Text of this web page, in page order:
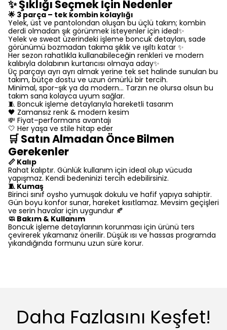
✨ Şıklığı Seçmek İçin Nedenler
🌟 3 parça – tek kombin kolaylığı
Yelek, üst ve pantolondan oluşan bu üçlü takım; kombin
derdi olmadan şık görünmek isteyenler için ideal✨
Yelek ve sweat üzerindeki işleme boncuk detayları, sade
görünümü bozmadan takıma şıklık ve ışıltı katar ✨
Her sezon rahatlıkla kullanabileceğin renkleri ve modern
kalıbıyla dolabının kurtarıcısı olmaya aday✨
Üç parçayı ayrı ayrı almak yerine tek set halinde sunulan bu
takım, bütçe dostu ve uzun ömürlü bir tercih.
Minimal, spor-şık ya da modern… Tarzın ne olursa olsun bu
takım sana kolayca uyum sağlar.
🧵 Boncuk işleme detaylarıyla hareketli tasarım
🖤 Zamansız renk & modern kesim
💸 Fiyat–performans avantajı
🤍 Her yaşa ve stile hitap eder
🛒 Satın Almadan Önce Bilmen
Gerekenler
📏 Kalıp
Rahat kalıptır. Günlük kullanım için ideal olup vücuda
yapışmaz. Kendi bedeninizi tercih edebilirsiniz.
🧵 Kumaş
Birinci sınıf oysho yumuşak dokulu ve hafif yapıya sahiptir.
Gün boyu konfor sunar, hareket kısıtlamaz. Mevsim geçişleri
ve serin havalar için uygundur 🍂
🧼 Bakım & Kullanım
Boncuk işleme detaylarının korunması için ürünü ters
çevirerek yıkamanız önerilir. Düşük ısı ve hassas programda
yıkandığında formunu uzun süre korur.
Daha Fazlasını Keşfet!